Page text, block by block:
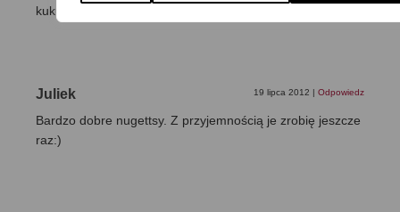
kukurydz, nawet bez jaja, i wtedy było idealnie 🙂
Juliek 19 lipca 2012 Odpowiedz
Bardzo dobre nugettsy. Z przyjemnością je zrobię jeszcze
raz:)